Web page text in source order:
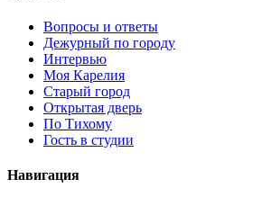
Вопросы и ответы
Дежурный по городу
Интервью
Моя Карелия
Старый город
Открытая дверь
По Тихому
Гость в студии
Навигация